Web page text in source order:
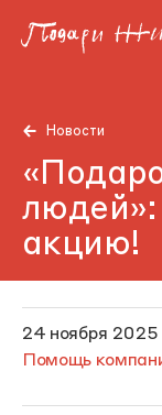
Новости
акцию!
24 ноября 2025
Помощь